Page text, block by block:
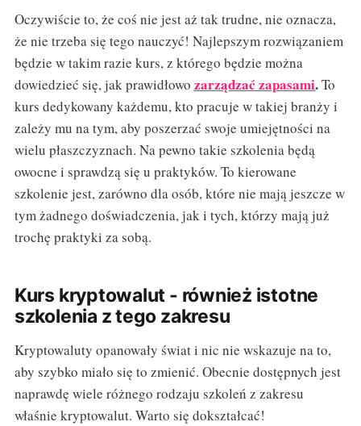
Oczywiście to, że coś nie jest aż tak trudne, nie oznacza,
że nie trzeba się tego nauczyć! Najlepszym rozwiązaniem
będzie w takim razie kurs, z którego będzie można
dowiedzieć się, jak prawidłowo zarządzać zapasami.To
kurs dedykowany każdemu, kto pracuje w takiej branży i
zależy mu na tym, aby poszerzać swoje umiejętności na
wielu płaszczyznach. Na pewno takie szkolenia będą
owocne i sprawdzą się u praktyków. To kierowane
szkolenie jest, zarówno dla osób, które nie mają jeszcze w
tym żadnego doświadczenia, jak i tych, którzy mają już
trochę praktyki za sobą.
Kurs kryptowalut - również istotne
szkolenia z tego zakresu
Kryptowaluty opanowały świat i nic nie wskazuje na to,
aby szybko miało się to zmienić. Obecnie dostępnych jest
naprawdę wiele różnego rodzaju szkoleń z zakresu
właśnie kryptowalut. Warto się dokształcać!